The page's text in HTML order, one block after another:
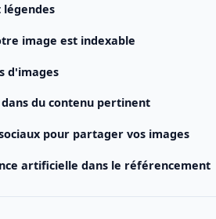
image est indexable
d'images
du contenu pertinent
pour partager vos images
artificielle dans le référencement